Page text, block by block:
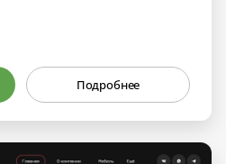
Подробнее